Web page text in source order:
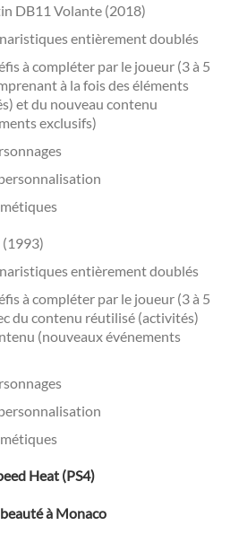
DB11 Volante (2018)
entièrement doublés
à compléter par le joueur (3 à 5
à la fois des éléments
et du nouveau contenu
exclusifs)
(1993)
entièrement doublés
à compléter par le joueur (3 à 5
du contenu réutilisé (activités)
(nouveaux événements
Heat (PS4)
à Monaco